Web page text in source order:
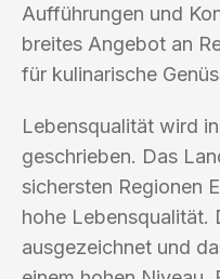
Aufführungen und
breites Angebot an
für kulinarische
Lebensqualität wird
geschrieben. Das
sichersten Regionen
hohe Lebensqualität.
ausgezeichnet und